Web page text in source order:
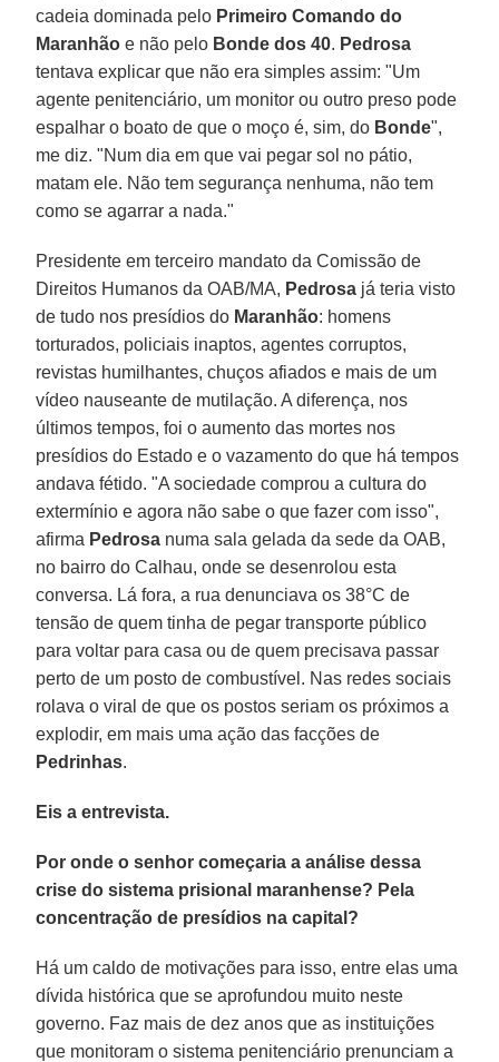
cadeia dominada pelo Primeiro Comando do
Maranhão e não pelo Bonde dos 40. Pedrosa
tentava explicar que não era simples assim: "Um
agente penitenciário, um monitor ou outro preso pode
espalhar o boato de que o moço é, sim, do Bonde",
me diz. "Num dia em que vai pegar sol no pátio,
matam ele. Não tem segurança nenhuma, não tem
como se agarrar a nada."
Presidente em terceiro mandato da Comissão de
Direitos Humanos da OAB/MA, Pedrosa já teria visto
de tudo nos presídios do Maranhão: homens
torturados, policiais inaptos, agentes corruptos,
revistas humilhantes, chuços afiados e mais de um
vídeo nauseante de mutilação. A diferença, nos
últimos tempos, foi o aumento das mortes nos
presídios do Estado e o vazamento do que há tempos
andava fétido. "A sociedade comprou a cultura do
extermínio e agora não sabe o que fazer com isso",
afirma Pedrosa numa sala gelada da sede da OAB,
no bairro do Calhau, onde se desenrolou esta
conversa. Lá fora, a rua denunciava os 38°C de
tensão de quem tinha de pegar transporte público
para voltar para casa ou de quem precisava passar
perto de um posto de combustível. Nas redes sociais
rolava o viral de que os postos seriam os próximos a
explodir, em mais uma ação das facções de
Pedrinhas.
Eis a entrevista.
Por onde o senhor começaria a análise dessa
crise do sistema prisional maranhense? Pela
concentração de presídios na capital?
Há um caldo de motivações para isso, entre elas uma
dívida histórica que se aprofundou muito neste
governo. Faz mais de dez anos que as instituições
que monitoram o sistema penitenciário prenunciam a